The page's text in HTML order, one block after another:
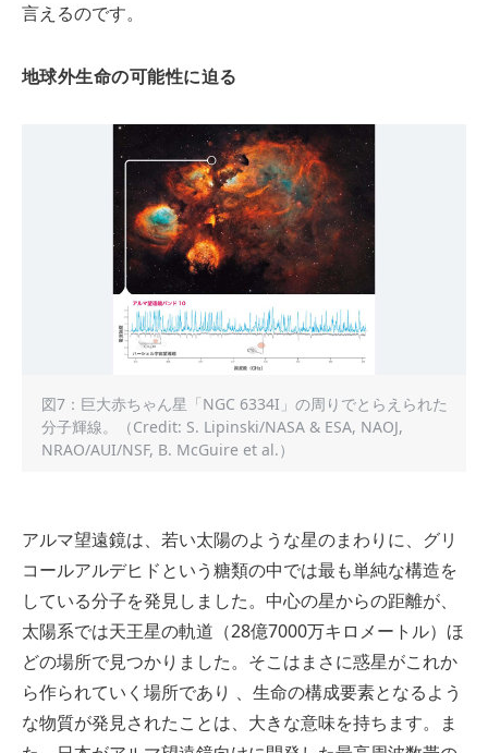
言えるのです。
地球外生命の可能性に迫る
図7：巨大赤ちゃん星「NGC 6334I」の周りでとらえられた
分子輝線。（Credit: S. Lipinski/NASA & ESA, NAOJ,
NRAO/AUI/NSF, B. McGuire et al.）
アルマ望遠鏡は、若い太陽のような星のまわりに、グリ
コールアルデヒドという糖類の中では最も単純な構造を
している分子を発見しました。中心の星からの距離が、
太陽系では天王星の軌道（28億7000万キロメートル）ほ
どの場所で見つかりました。そこはまさに惑星がこれか
ら作られていく場所であり 、生命の構成要素となるよう
な物質が発見されたことは、大きな意味を持ちます。ま